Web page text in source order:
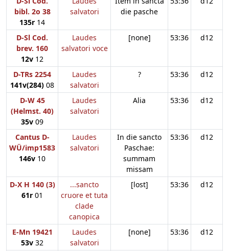
bibl. 2o 38
135r 14
salvatori
die pasche
D-Sl Cod.
brev. 160
12v 12
Laudes
salvatori voce
[none] 53:36 d12
D-TRs 2254
141v(284) 08
Laudes
salvatori
? 53:36 d12
D-W 45
(Helmst. 40)
35v 09
Laudes
salvatori
Alia 53:36 d12
Cantus D-
WÜ/imp1583
146v 10
Laudes
salvatori
In die sancto
Paschae:
summam
missam
53:36 d12
D-X H 140 (3)
61r 01
...sancto
cruore et tuta
clade
canopica
[lost] 53:36 d12
E-Mn 19421
53v 32
Laudes
salvatori
[none] 53:36 d12